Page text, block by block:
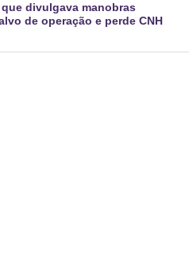
divulgava manobras
de operação e perde CNH